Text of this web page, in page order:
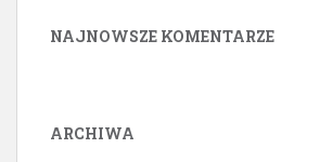
NAJNOWSZE KOMENTARZE
ARCHIWA